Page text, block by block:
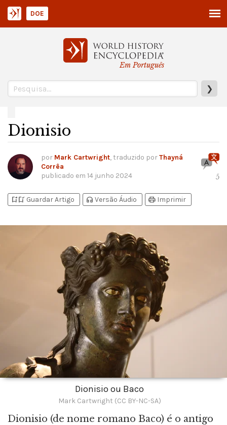
Em Português
❯
DOE
Dionisio
por Mark Cartwright, traduzido porThayná
Corrêa
publicado em 14 junho 2024 5
bookmark_addbookmark_added Guardar Artigo headphones Versão Áudio print Imprimir
Dionisio ou Baco
Mark Cartwright (CC BY-NC-SA)
Dionisio (de nome romano Baco) é o antigo